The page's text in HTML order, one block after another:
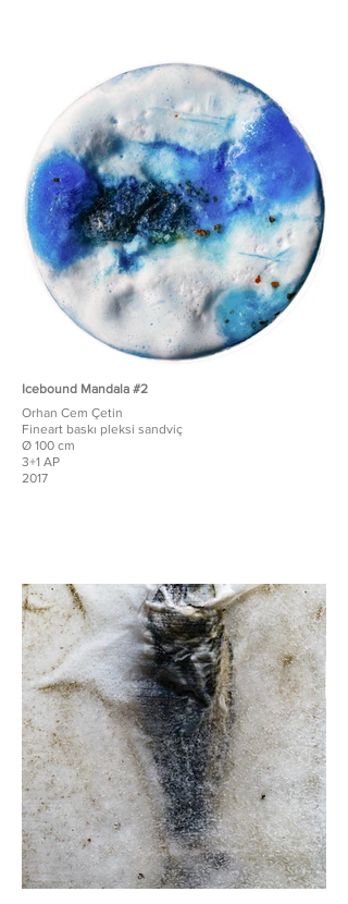
Icebound Mandala #2
Orhan Cem Çetin
Fineart baskı pleksi sandviç
Ø 100 cm
3+1 AP
2017